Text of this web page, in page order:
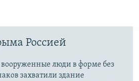
Россией
вооруженные люди в форме без
захватили здание